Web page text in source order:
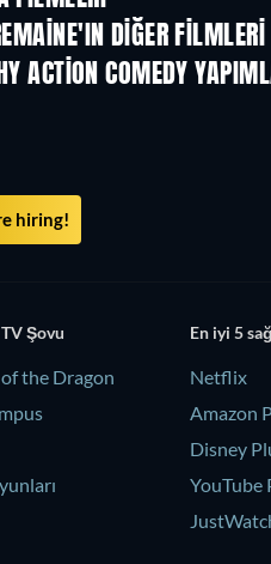
DIĞER FILMLERI
ACTION COMEDY
TV
hiring!
Şovu
the Dragon
En iyi 5
Netflix
Amazon
Disney
YouTube